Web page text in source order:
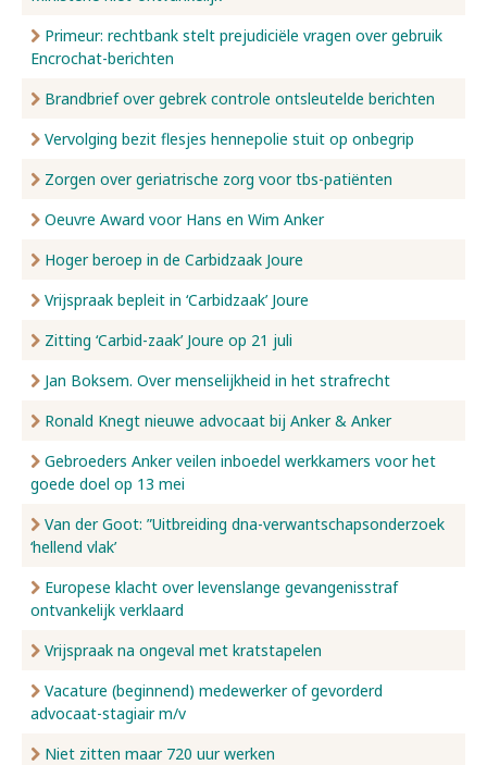
Primeur: rechtbank stelt prejudiciële vragen over gebruik
Encrochat-berichten
Brandbrief over gebrek controle ontsleutelde berichten
Vervolging bezit flesjes hennepolie stuit op onbegrip
Zorgen over geriatrische zorg voor tbs-patiënten
Oeuvre Award voor Hans en Wim Anker
Hoger beroep in de Carbidzaak Joure
Vrijspraak bepleit in ‘Carbidzaak’ Joure
Zitting ‘Carbid-zaak’ Joure op 21 juli
Jan Boksem. Over menselijkheid in het strafrecht
Ronald Knegt nieuwe advocaat bij Anker & Anker
Gebroeders Anker veilen inboedel werkkamers voor het
goede doel op 13 mei
Van der Goot: ”Uitbreiding dna-verwantschapsonderzoek
‘hellend vlak’
Europese klacht over levenslange gevangenisstraf
ontvankelijk verklaard
Vrijspraak na ongeval met kratstapelen
Vacature (beginnend) medewerker of gevorderd
advocaat-stagiair m/v
Niet zitten maar 720 uur werken